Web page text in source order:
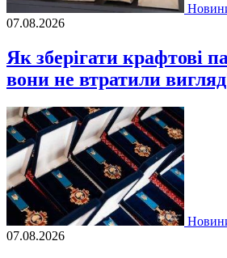
07.08.2026
Як зберігати крафтові
вони не втратили
07.08.2026